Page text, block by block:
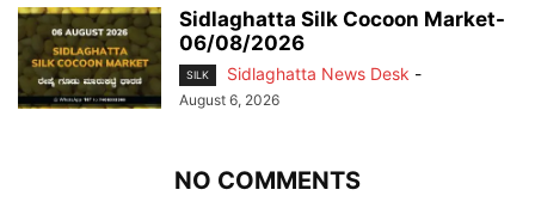
Sidlaghatta Silk Cocoon Market-
06/08/2026
SILK Sidlaghatta News Desk -
August 6, 2026
NO COMMENTS